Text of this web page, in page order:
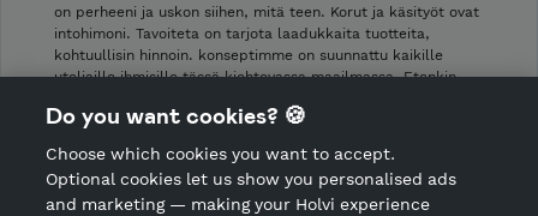
on perheeni ja uskon siihen, mitä teen. Korut ja käsityöt ovat
intohimoni. Tavoiteta on tarjota laadukkaita tuotteita,
kohtuullisin hinnoin. konseptimme on suunnattu kaikille
uteliaille ihmisille tässä kiehtovassa maailmassa. Etenkin …
Shop Terms and Conditions
CANCEL ORDER
Do you want cookies? 🍪
Choose which cookies you want to accept.
Optional cookies let us show you personalised ads
and marketing — making your Holvi experience